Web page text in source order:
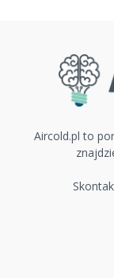
Aircold.pl to